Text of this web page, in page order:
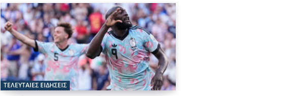
ΤΕΛΕΥΤΑΙΕΣ ΕΙΔΗΣΕΙΣ